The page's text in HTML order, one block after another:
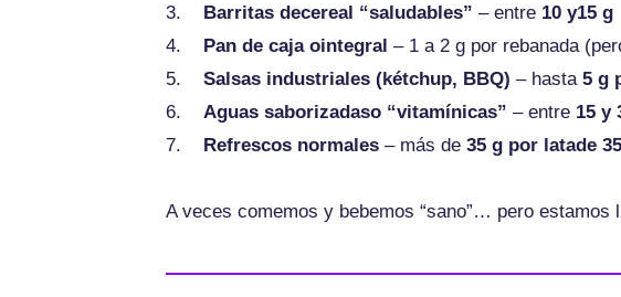
3. Barritas decereal “saludables” – entre 10 y15 g
4. Pan de caja ointegral – 1 a 2 g por rebanada
5.Salsas industriales (kétchup, BBQ) – hasta5 g
6. Aguas saborizadaso “vitamínicas” – entre 15 y
7. Refrescos normales – más de35 g por latade
A veces comemos y bebemos “sano”… pero estamos